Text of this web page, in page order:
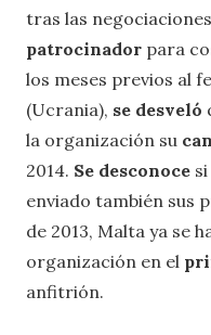
tras las
patrocinador para
los meses previos al
(Ucrania), se desveló
la organización su
2014. Se desconoce
enviado también sus
de 2013, Malta ya se
organización en el
anfitrión.